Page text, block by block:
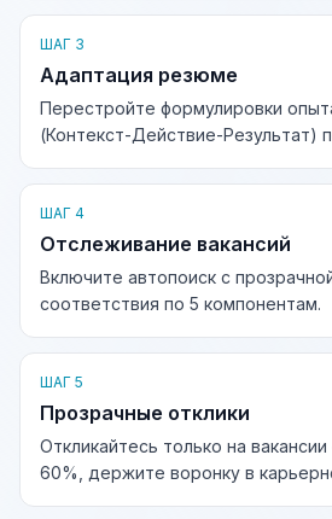
ШАГ 3
Адаптация резюме
Перестройте формулировки
(Контекст-Действие-Результат)
ШАГ 4
Отслеживание вакансий
Включите автопоиск с
соответствия по 5 компонентам.
ШАГ 5
Прозрачные отклики
Откликайтесь только на
60%, держите воронку в